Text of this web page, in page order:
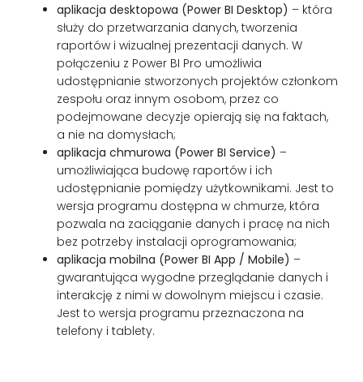
aplikacja desktopowa (Power BI Desktop) – która
służy do przetwarzania danych, tworzenia
raportów i wizualnej prezentacji danych. W
połączeniu z Power BI Pro umożliwia
udostępnianie stworzonych projektów członkom
zespołu oraz innym osobom, przez co
podejmowane decyzje opierają się na faktach,
a nie na domysłach;
aplikacja chmurowa (Power BI Service) –
umożliwiająca budowę raportów i ich
udostępnianie pomiędzy użytkownikami. Jest to
wersja programu dostępna w chmurze, która
pozwala na zaciąganie danych i pracę na nich
bez potrzeby instalacji oprogramowania;
aplikacja mobilna (Power BI App / Mobile) –
gwarantująca wygodne przeglądanie danych i
interakcję z nimi w dowolnym miejscu i czasie.
Jest to wersja programu przeznaczona na
telefony i tablety.